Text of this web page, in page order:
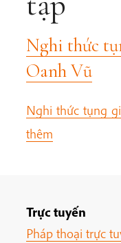
Nghi thức
Oanh Vũ
Nghi thức tụng
thêm
Trực tuyến
Pháp thoại trực